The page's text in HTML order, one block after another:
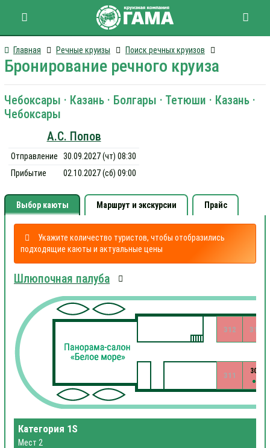
Главная Речные круизы Поиск речных круизов
Бронирование речного круиза
Чебоксары · Казань · Болгары · Тетюши · Казань ·
Чебоксары
А.С. Попов
Отправление
30.09.2027 (чт) 08:30
Прибытие
02.10.2027 (сб) 09:00
Выбор каюты Маршрут и экскурсии Прайс
Укажите количество туристов, чтобы отобразились
подходящие каюты и актуальные цены
Шлюпочная палуба
309
310
311
312
Категория 1S
Мест 2